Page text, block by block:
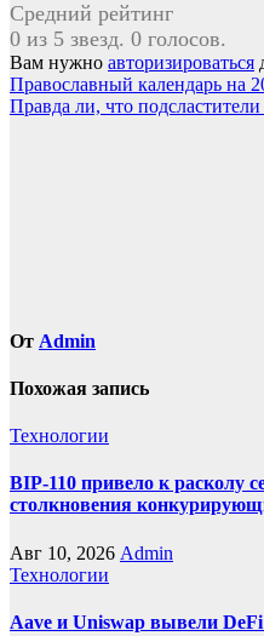
Средний рейтинг
0 из 5 звезд. 0 голосов.
Вам нужно авторизироваться
Навигация
по
Православный календарь на
Правда ли, что
От Admin
Похожая запись
Технологии
BIP-110 привело к расколу
столкновения
Авг 10, 2026 Admin
Технологии
Aave и Uniswap вывели